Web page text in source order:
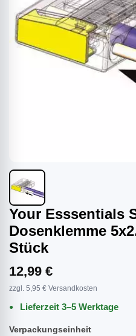
Your Esssentials
Dosenklemme
Stück
12,99 €
zzgl. 5,95 € Versandkosten
Lieferzeit 3–5 Werktage
Verpackungseinheit